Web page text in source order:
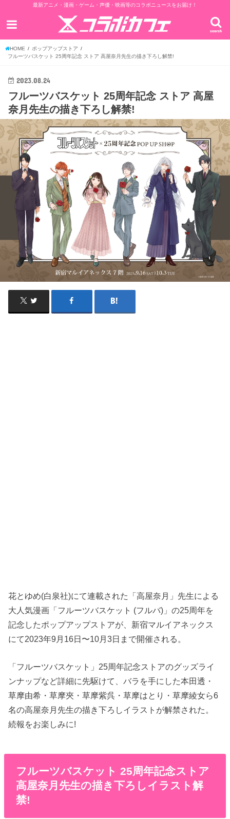
最新アニメ・漫画・ゲーム・声優・映画等のコラボニュースをお届け！
search
HOME
ポップアップストア
フルーツバスケット 25周年記念 ストア 高屋奈月先生の描き下ろし解禁!
2023.08.24
フルーツバスケット 25周年記念 ストア 高屋
奈月先生の描き下ろし解禁!
花とゆめ(白泉社)にて連載された「高屋奈月」先生による
大人気漫画「フルーツバスケット (フルバ)」の25周年を
記念したポップアップストアが、新宿マルイアネックス
にて2023年9月16日〜10月3日まで開催される。
「フルーツバスケット」25周年記念ストアのグッズライ
ンナップなど詳細に先駆けて、バラを手にした本田透・
草摩由希・草摩夾・草摩紫呉・草摩はとり・草摩綾女ら6
名の高屋奈月先生の描き下ろしイラストが解禁された。
続報をお楽しみに!
フルーツバスケット 25周年記念ストア
高屋奈月先生の描き下ろしイラスト解
禁!